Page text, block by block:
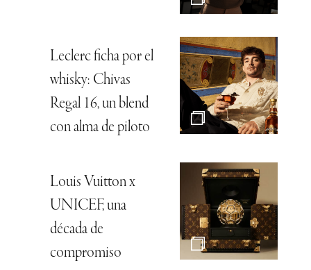
Leclerc ficha por el
whisky: Chivas
Regal 16, un blend
con alma de piloto
Louis Vuitton x
UNICEF, una
década de
compromiso